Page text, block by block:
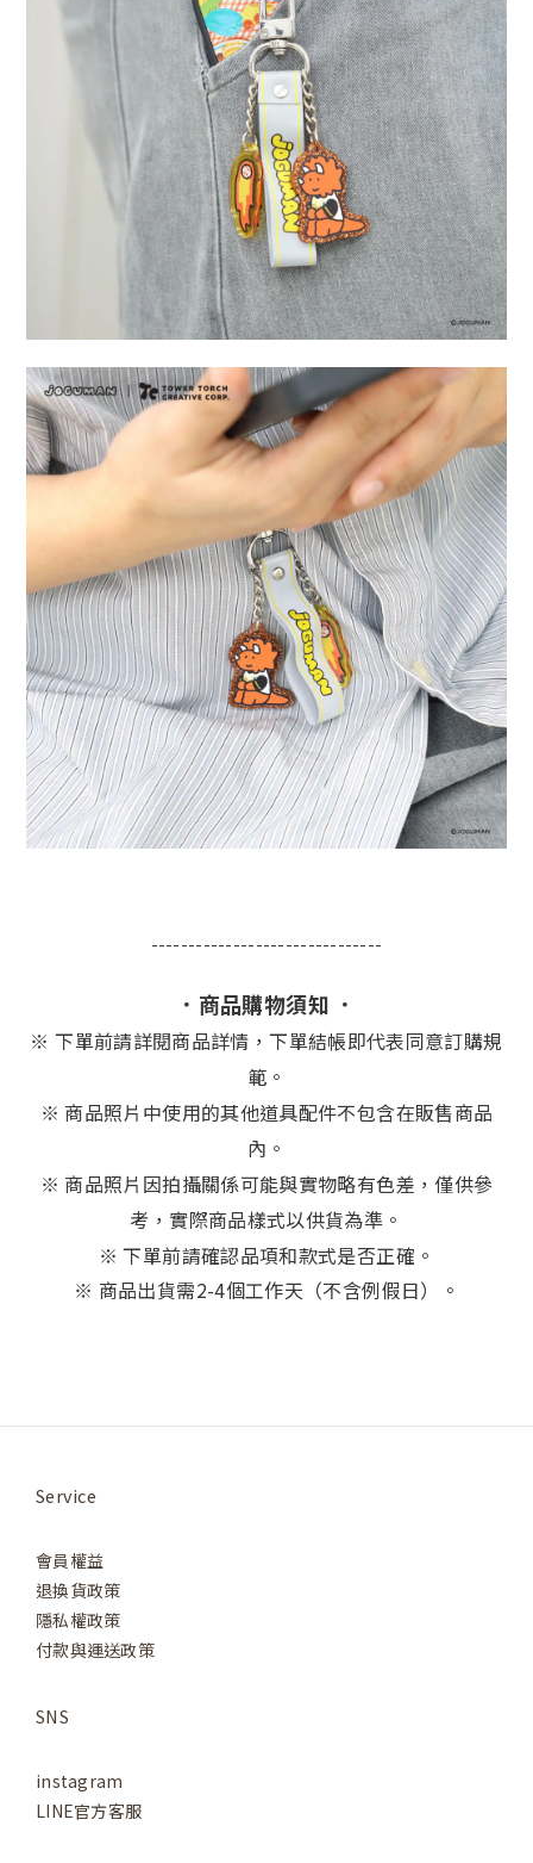
-------------------------------
．商品購物須知 ．
※ 下單前請詳閱商品詳情，下單結帳即代表同意訂購規
範。
※ 商品照片中使用的其他道具配件不包含在販售商品
內。
※ 商品照片因拍攝關係可能與實物略有色差，僅供參
考，實際商品樣式以供貨為準。
※ 下單前請確認品項和款式是否正確。
※ 商品出貨需2-4個工作天（不含例假日）。
Service
會員權益
退換貨政策
隱私權政策
付款與運送政策
SNS
instagram
LINE官方客服